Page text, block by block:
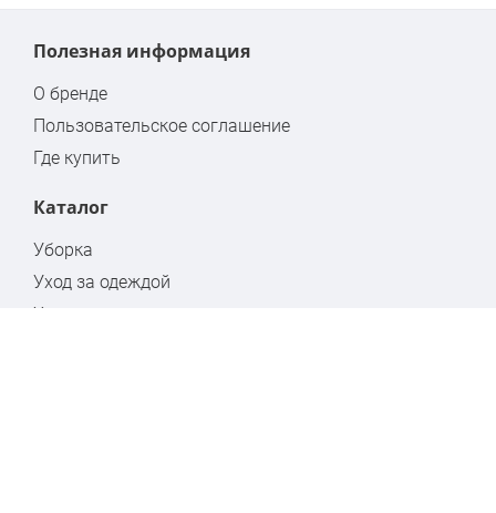
Полезная информация
О бренде
Пользовательское соглашение
Где купить
Каталог
Уборка
Уход за одеждой
Хранение